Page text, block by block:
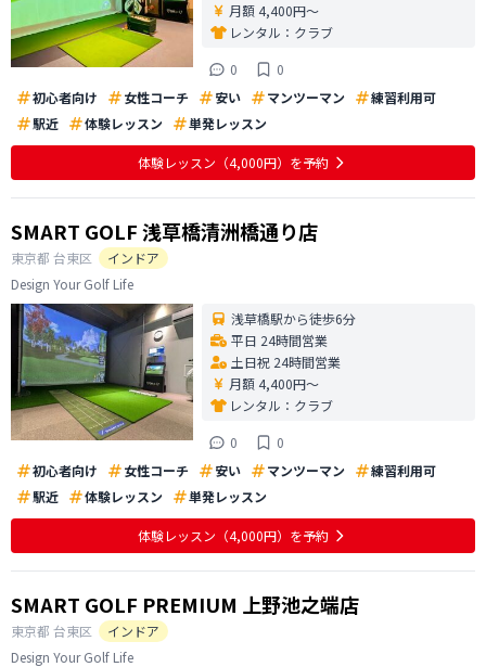
月額 4,400円〜
レンタル： クラブ
0
0
初心者向け
女性コーチ 安い マンツーマン
練習利用可
駅近
体験レッスン 単発レッスン
体験レッスン （4,000円） を予約
SMART GOLF 浅草橋清洲橋通り店
東京都 台東区
インドア
Design Your Golf Life
浅草橋駅から徒歩6分
平日 24時間営業
土日祝 24時間営業
月額 4,400円〜
レンタル： クラブ
0
0
初心者向け
女性コーチ 安い マンツーマン
練習利用可
駅近
体験レッスン 単発レッスン
体験レッスン （4,000円） を予約
SMART GOLF PREMIUM 上野池之端店
東京都 台東区
インドア
Design Your Golf Life